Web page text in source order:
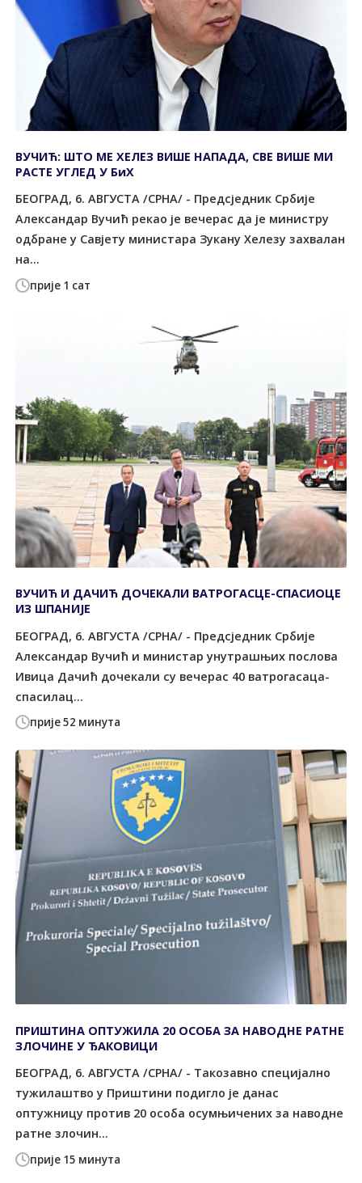
прије 1 сат
ВУЧИЋ: ШТО МЕ ХЕЛЕЗ ВИШЕ НАПАДА, СВЕ ВИШЕ МИ
РАСТЕ УГЛЕД У БиХ
БЕОГРАД, 6. АВГУСТА /СРНА/ - Предсједник Србије
Александар Вучић рекао је вечерас да је министру
одбране у Савјету министара Зукану Хелезу захвалан
на...
прије 52 минута
ВУЧИЋ И ДАЧИЋ ДОЧЕКАЛИ ВАТРОГАСЦЕ-СПАСИОЦЕ
ИЗ ШПАНИЈЕ
БЕОГРАД, 6. АВГУСТА /СРНА/ - Предсједник Србије
Александар Вучић и министар унутрашњих послова
Ивица Дачић дочекали су вечерас 40 ватрогасаца-
спасилац...
прије 15 минута
ПРИШТИНА ОПТУЖИЛА 20 ОСОБА ЗА НАВОДНЕ РАТНЕ
ЗЛОЧИНЕ У ЂАКОВИЦИ
БЕОГРАД, 6. АВГУСТА /СРНА/ - Такозавно специјално
тужилаштво у Приштини подигло је данас
оптужницу против 20 особа осумњичених за наводне
ратне злочин...